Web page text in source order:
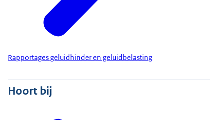
Rapportages geluidhinder en geluidbelasting
Hoort bij